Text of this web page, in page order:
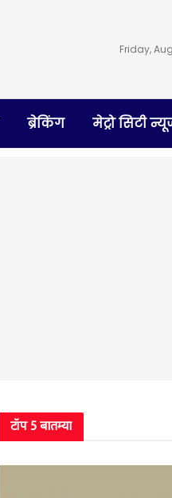
Friday,
ब्रेकिंग मेट्रो सिटी
टॉप 5 बातम्या